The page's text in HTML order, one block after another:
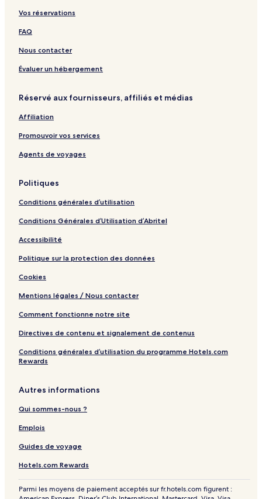
Vos réservations
FAQ
Nous contacter
Évaluer un hébergement
Réservé aux fournisseurs, affiliés et médias
Affiliation
Promouvoir vos services
Agents de voyages
Politiques
Conditions générales d’utilisation
Conditions Générales d’Utilisation d’Abritel
Accessibilité
Politique sur la protection des données
Cookies
Mentions légales / Nous contacter
Comment fonctionne notre site
Directives de contenu et signalement de contenus
Conditions générales d’utilisation du programme Hotels.com
Rewards
Autres informations
Qui sommes-nous ?
Emplois
Guides de voyage
Hotels.com Rewards
Parmi les moyens de paiement acceptés sur fr.hotels.com figurent :